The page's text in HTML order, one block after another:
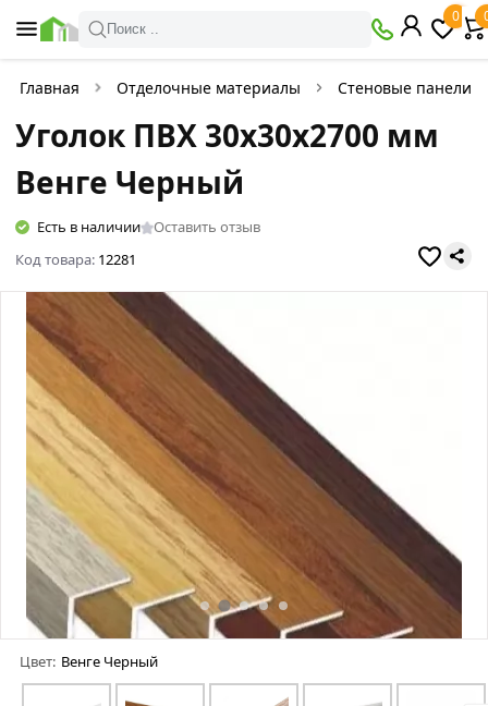
Поиск ..
0
Главная Отделочные материалы Стеновые панели
Уголок ПВХ 30х30х2700 мм
Венге Черный
Есть в наличии
Оставить отзыв
Код товара: 12281
Цвет: Венге Черный